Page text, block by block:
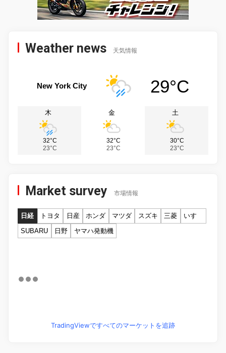
Weather news 天気情報
New York City 29°C
木
32°C
23°C
金
32°C
23°C
土
30°C
23°C
Market survey 市場情報
日経 トヨタ 日産 ホンダ マツダ スズキ 三菱
いすゞ
SUBARU
日野 ヤマハ発動機
TradingViewですべてのマーケットを追跡